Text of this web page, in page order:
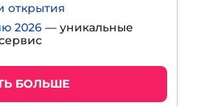
открытия
2026 — уникальные
БОЛЬШЕ